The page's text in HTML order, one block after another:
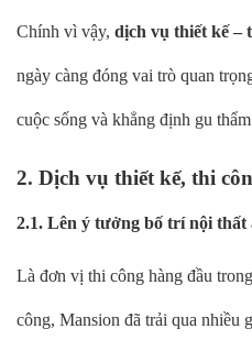
Chính vì vậy, dịch vụ thiết kế –
ngày càng đóng vai trò quan
cuộc sống và khẳng định gu
2. Dịch vụ thiết kế, thi
2.1. Lên ý tưởng bố trí nội thất
Là đơn vị thi công hàng đầu
công, Mansion đã trải qua nhiều